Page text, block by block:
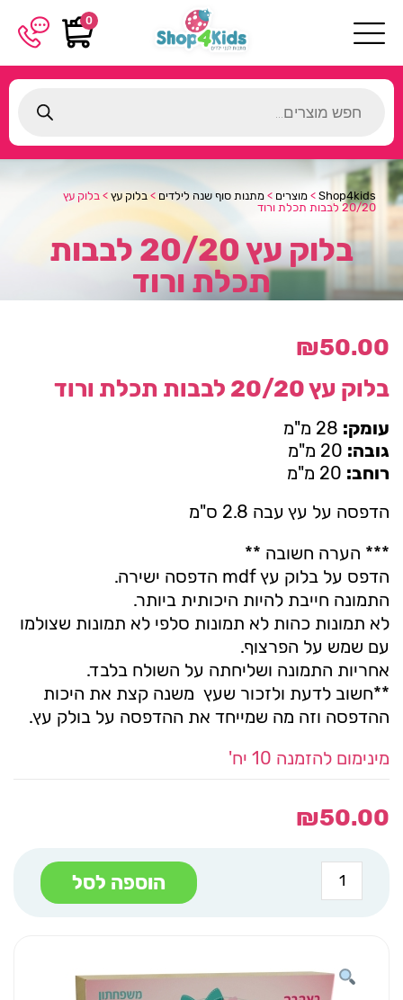
0
search
Shop4kids
> מוצרים > מתנות סוף שנה לילדים > בלוק עץ > בלוק עץ
20/20 לבבות תכלת ורוד
בלוק עץ 20/20 לבבות
תכלת ורוד
₪50.00
בלוק עץ 20/20 לבבות תכלת ורוד
עומק:
גובה:
רוחב:
הדפסה על עץ עבה 2.8 ס"מ
*** הערה חשובה **
הדפס על בלוק עץ mdf הדפסה ישירה.
התמונה חייבת להיות היכותית ביותר.
לא תמונות כהות לא תמונות סלפי לא תמונות שצולמו
עם שמש על הפרצוף.
אחריות התמונה ושליחתה על השולח בלבד.
**חשוב לדעת ולזכור שעץ משנה קצת את היכות
ההדפסה וזה מה שמייחד את ההדפסה על בולק עץ.
מינימום להזמנה 10 יח'
₪50.00
כמות
של
בלוק
תכלת
ורוד
הוספה לסל